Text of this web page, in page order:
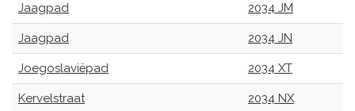
Jaagpad 2034 JM
Jaagpad 2034 JN
Joegoslaviëpad 2034 XT
Kervelstraat 2034 NX